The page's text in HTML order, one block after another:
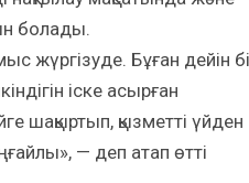
болады.
жүргізуде. Бұған дейін
іске асырған
шақыртып, қызметті үйден
— деп атап өтті